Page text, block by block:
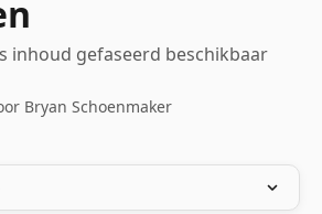
inhoud gefaseerd beschikbaar
Bryan Schoenmaker